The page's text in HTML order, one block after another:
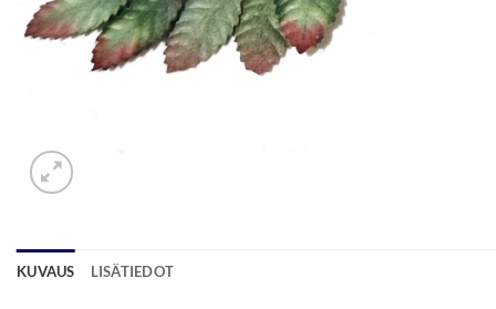
KUVAUS LISÄTIEDOT